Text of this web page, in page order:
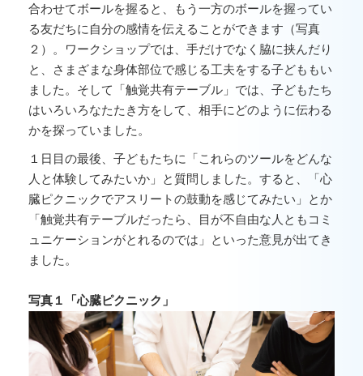
合わせてボールを握ると、もう一方のボールを握ってい
る友だちに自分の感情を伝えることができます（写真
２）。ワークショップでは、手だけでなく脇に挟んだり
と、さまざまな身体部位で感じる工夫をする子どももい
ました。そして「触覚共有テーブル」では、子どもたち
はいろいろなたたき方をして、相手にどのように伝わる
かを探っていました。
１日目の最後、子どもたちに「これらのツールをどんな
人と体験してみたいか」と質問しました。すると、「心
臓ピクニックでアスリートの鼓動を感じてみたい」とか
「触覚共有テーブルだったら、目が不自由な人ともコミ
ュニケーションがとれるのでは」といった意見が出てき
ました。
写真１「心臓ピクニック」